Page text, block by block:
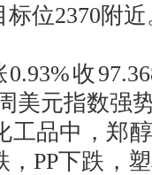
位2370附
收
美元指数强
工品中，郑
PP下跌，